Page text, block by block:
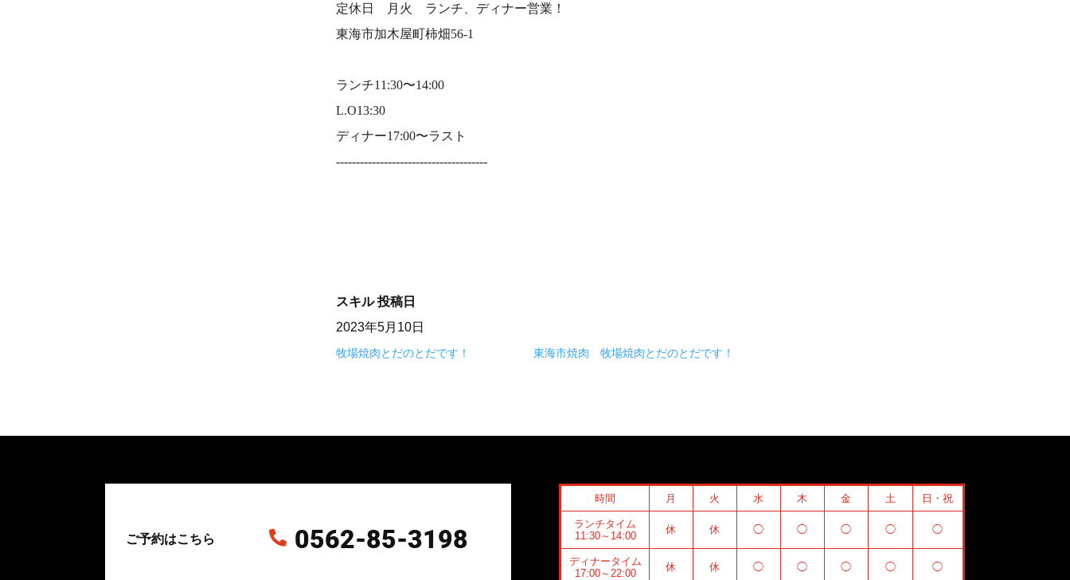
定休日 月火 ランチ、ディナー営業！⠀
東海市加木屋町柿畑56-1⠀
ランチ11:30〜14:00⠀
L.O13:30⠀
ディナー17:00〜ラスト⠀
--------------------------------------⠀
スキル 投稿日
2023年5月10日
牧場焼肉とだのとだです！ 東海市焼肉 牧場焼肉とだのとだです！
ご予約はこちら  0562-85-3198
時間 月 火 水 木 金 土 日・祝
ランチタイム
11:30～14:00
休 休 ◯ ◯ ◯ ◯ ◯
ディナータイム
17:00～22:00
休 休 ◯ ◯ ◯ ◯ ◯